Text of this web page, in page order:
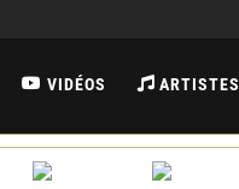
VIDÉOS ARTISTES